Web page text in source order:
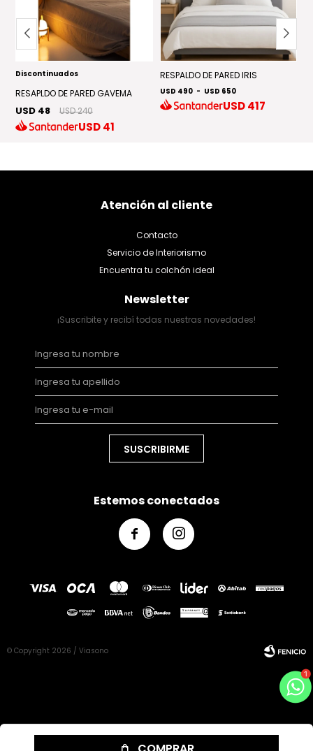
Discontinuados
RESAPLDO DE PARED GAVEMA
USD 48 USD 240
USD41
RESPALDO DE PARED IRIS
USD 490 - USD 650
USD417
Atención al cliente
Contacto
Servicio de Interiorismo
Encuentra tu colchón ideal
Newsletter
¡Suscribite y recibí todas nuestras novedades!
SUSCRIBIRME
Estemos conectados
 
© Copyright 2026 / Viasono